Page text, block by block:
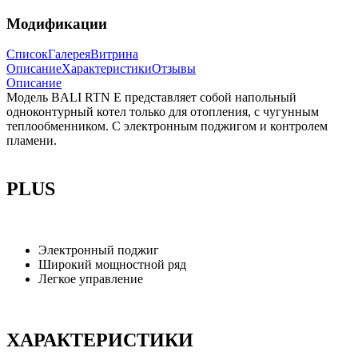
Модификации
СписокГалереяВитрина
ОписаниеХарактеристикиОтзывы
Описание
Модель BALI RTN E представляет собой напольный
одноконтурный котел только для отопления, с чугунным
теплообменником. С электронным поджигом и контролем
пламени.
PLUS
Электронный поджиг
Широкий мощностной ряд
Легкое управление
ХАРАКТЕРИСТИКИ